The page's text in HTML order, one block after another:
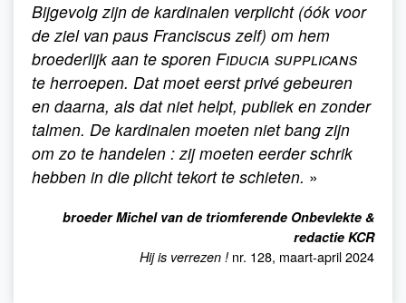
Bijgevolg zijn de kardinalen verplicht (óók voor
de ziel van paus Franciscus zelf) om hem
broederlijk aan te sporen Fiducia supplicans
te herroepen. Dat moet eerst privé gebeuren
en daarna, als dat niet helpt, publiek en zonder
talmen. De kardinalen moeten niet bang zijn
om zo te handelen : zij moeten eerder schrik
hebben in die plicht tekort te schieten. »
broeder Michel van de triomferende Onbevlekte &
redactie KCR
Hij is verrezen ! nr. 128, maart-april 2024